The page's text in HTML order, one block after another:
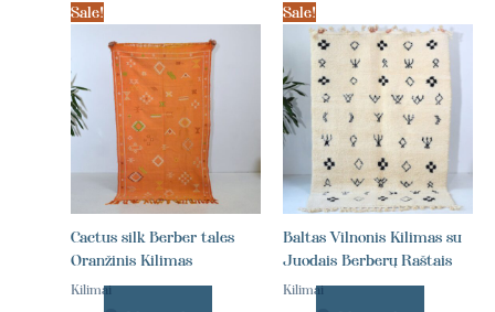
Sale!
Cactus silk Berber tales
Oranžinis Kilimas
Kilimai
Sale!
Baltas Vilnonis Kilimas su
Juodais Berberų Raštais
Kilimai